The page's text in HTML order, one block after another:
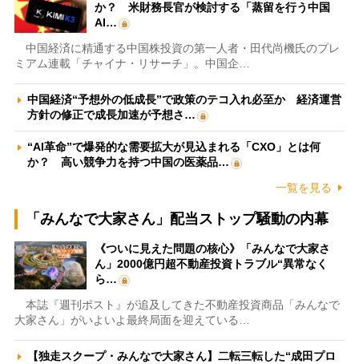
か？ 米財務長官が検討する「蒸留を行う中国
AI…
中国経済に精通する中国株投資の第一人者・田代尚機氏のプレ
ミアム連載「チャイナ・リサーチ」。中国企…
中国経済“予想外の低成長”で政策のテコ入れ必至か 経済運営
方針の修正で成長加速が予想さ…
“AI革命”で爆発的な需要拡大が見込まれる「CXO」とは何
か？ 高い競争力を持つ中国の医薬品…
一覧を見る
「みんなで大家さん」配当ストップ騒動の内幕
《ついに見えた問題の核心》「みんなで大家さ
ん」2000億円超不動産投資トラブル“異常なく
ら…
本誌『週刊ポスト』が追及してきた不動産投資商品「みんなで
大家さん」がいよいよ最終局面を迎えている…
【独走スクープ・みんなで大家さん】二転三転した“成田プロ